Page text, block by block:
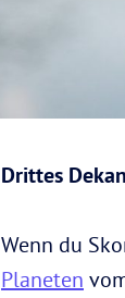
Drittes
Wenn du
Planeten